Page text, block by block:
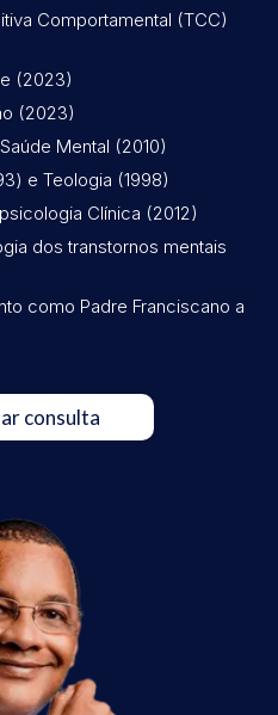
Comportamental (TCC)
(2023)
(2023)
Mental (2010)
e Teologia (1998)
Clínica (2012)
dos transtornos mentais
como Padre Franciscano a
consulta